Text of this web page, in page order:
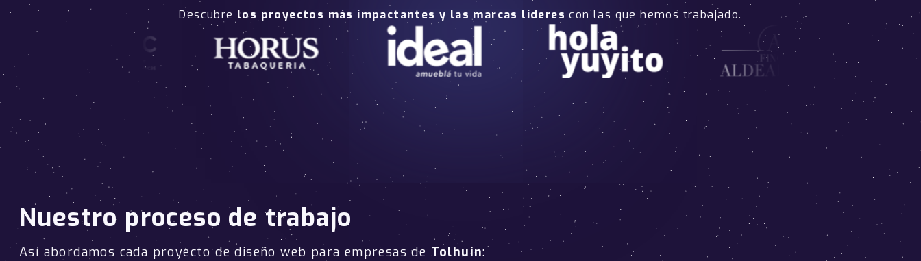
Descubre los proyectos más impactantes y las marcas líderes con las que hemos trabajado.
Nuestro proceso de trabajo
Así abordamos cada proyecto de diseño web para empresas de Tolhuin: